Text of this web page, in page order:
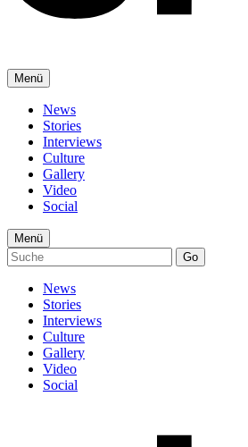
Menü
News
Stories
Interviews
Culture
Gallery
Video
Social
Menü
Go
News
Stories
Interviews
Culture
Gallery
Video
Social